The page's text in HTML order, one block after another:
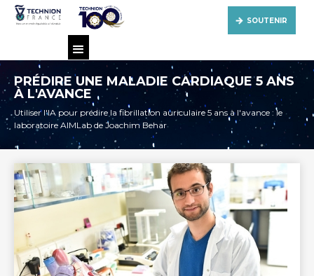
SOUTENIR
PRÉDIRE UNE MALADIE CARDIAQUE 5 ANS
À L'AVANCE
Utiliser l'IA pour prédire la fibrillation auriculaire 5 ans à l'avance : le
laboratoire AIMLab de Joachim Behar